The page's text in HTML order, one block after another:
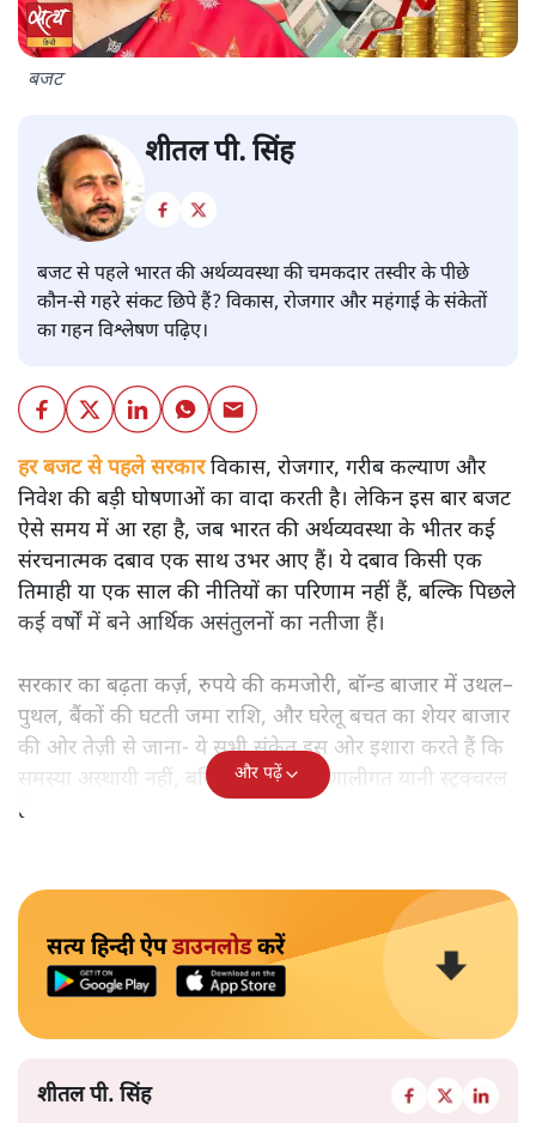
बजट
शीतल पी. सिंह
बजट से पहले भारत की अर्थव्यवस्था की चमकदार तस्वीर के पीछे
कौन-से गहरे संकट छिपे हैं? विकास, रोजगार और महंगाई के संकेतों
का गहन विश्लेषण पढ़िए।
हर बजट से पहले सरकारविकास, रोजगार, गरीब कल्याण और
निवेश की बड़ी घोषणाओं का वादा करती है। लेकिन इस बार बजट
ऐसे समय में आ रहा है, जब भारत की अर्थव्यवस्था के भीतर कई
संरचनात्मक दबाव एक साथ उभर आए हैं। ये दबाव किसी एक
तिमाही या एक साल की नीतियों का परिणाम नहीं हैं, बल्कि पिछले
कई वर्षों में बने आर्थिक असंतुलनों का नतीजा हैं।
सरकार का बढ़ता कर्ज़, रुपये की कमजोरी, बॉन्ड बाजार में उथल–
पुथल, बैंकों की घटती जमा राशि, और घरेलू बचत का शेयर बाजार
की ओर तेज़ी से जाना- ये सभी संकेत इस ओर इशारा करते हैं कि
समस्या अस्थायी नहीं, बल्कि गहरी और प्रणालीगत यानी स्ट्रक्चरल
है।
और पढ़ें
सत्य हिन्दी ऐपडाउनलोडकरें
शीतल पी. सिंह